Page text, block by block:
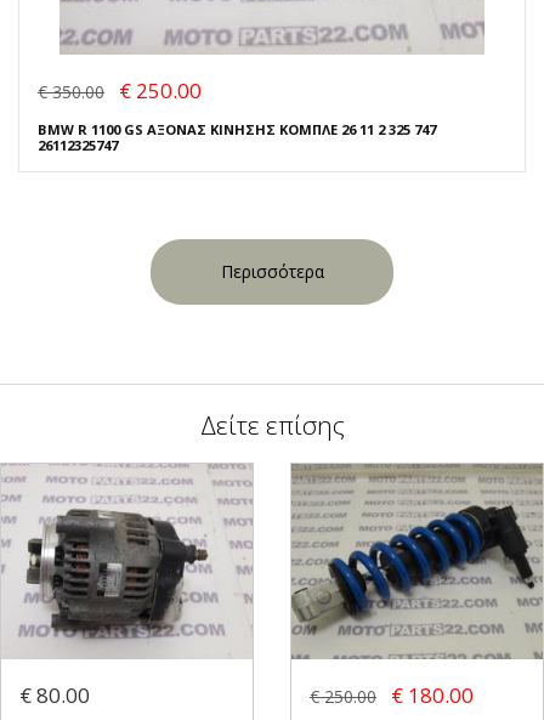
€ 350.00 € 250.00
BMW R 1100 GS ΑΞΟΝΑΣ ΚΙΝΗΣΗΣ ΚΟΜΠΛΕ 26 11 2 325 747
26112325747
Περισσότερα
Δείτε επίσης
€ 80.00 € 250.00 € 180.00